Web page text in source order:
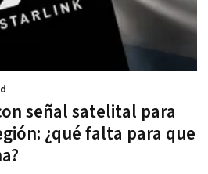
señal satelital para
¿qué falta para que